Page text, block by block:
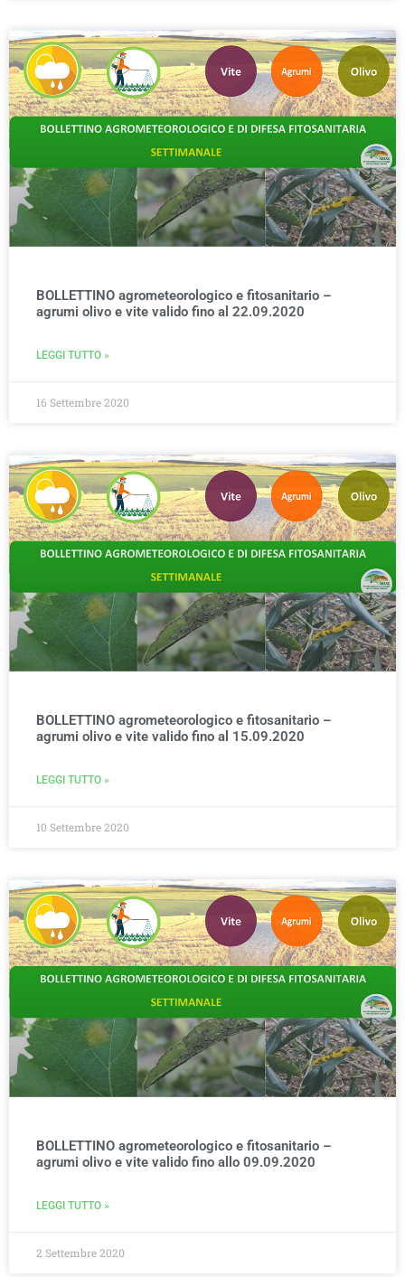
BOLLETTINO agrometeorologico e fitosanitario –
agrumi olivo e vite valido fino al 22.09.2020
LEGGI TUTTO »
16 Settembre 2020
BOLLETTINO agrometeorologico e fitosanitario –
agrumi olivo e vite valido fino al 15.09.2020
LEGGI TUTTO »
10 Settembre 2020
BOLLETTINO agrometeorologico e fitosanitario –
agrumi olivo e vite valido fino allo 09.09.2020
LEGGI TUTTO »
2 Settembre 2020